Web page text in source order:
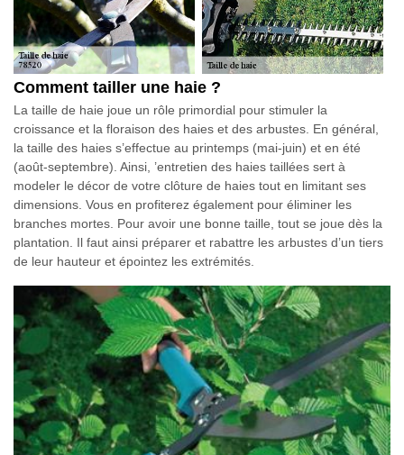
Comment tailler une haie ?
La taille de haie joue un rôle primordial pour stimuler la
croissance et la floraison des haies et des arbustes. En général,
la taille des haies s’effectue au printemps (mai-juin) et en été
(août-septembre). Ainsi, ’entretien des haies taillées sert à
modeler le décor de votre clôture de haies tout en limitant ses
dimensions. Vous en profiterez également pour éliminer les
branches mortes. Pour avoir une bonne taille, tout se joue dès la
plantation. Il faut ainsi préparer et rabattre les arbustes d’un tiers
de leur hauteur et épointez les extrémités.